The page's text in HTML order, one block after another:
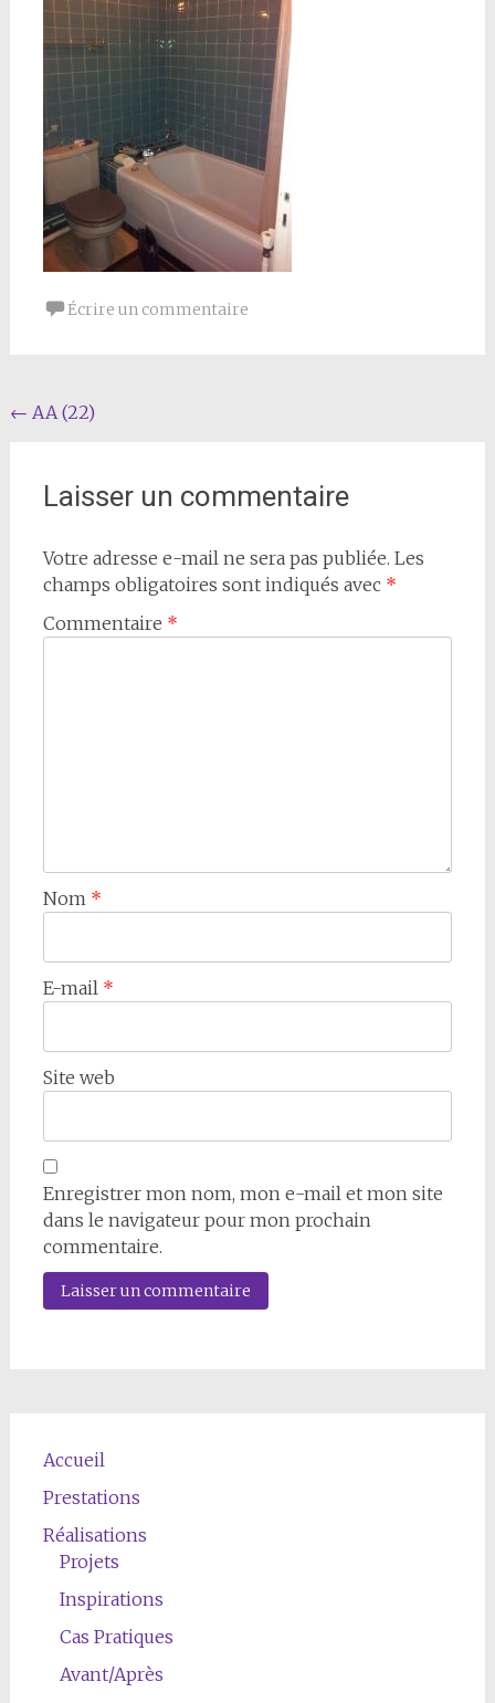
Écrire un commentaire
Navigation
l'article
← AA (22)
Laisser un commentaire
Votre adresse e-mail ne sera pas publiée. Les
champs obligatoires sont indiqués avec *
Commentaire *
Nom *
E-mail *
Site web
Enregistrer mon nom, mon e-mail et mon site
dans le navigateur pour mon prochain
commentaire.
Accueil
Prestations
Réalisations
Projets
Inspirations
Cas Pratiques
Avant/Après